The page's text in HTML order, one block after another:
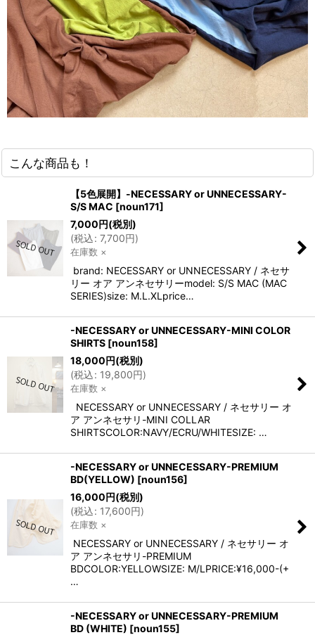
こんな商品も！
【5色展開】-NECESSARY or UNNECESSARY-
S/S MAC [noun171]
7,000円(税別)
(税込: 7,700円)
在庫数 ×
brand: NECESSARY or UNNECESSARY / ネセサ
リー オア アンネセサリーmodel: S/S MAC (MAC
SERIES)size: M.L.XLprice…
-NECESSARY or UNNECESSARY-MINI COLOR
SHIRTS [noun158]
18,000円(税別)
(税込: 19,800円)
在庫数 ×
NECESSARY or UNNECESSARY / ネセサリー オ
ア アンネセサリ-MINI COLLAR
SHIRTSCOLOR:NAVY/ECRU/WHITESIZE: …
-NECESSARY or UNNECESSARY-PREMIUM
BD(YELLOW) [noun156]
16,000円(税別)
(税込: 17,600円)
在庫数 ×
NECESSARY or UNNECESSARY / ネセサリー オ
ア アンネセサリ-PREMIUM
BDCOLOR:YELLOWSIZE: M/LPRICE:¥16,000-(+
…
-NECESSARY or UNNECESSARY-PREMIUM
BD (WHITE) [noun155]